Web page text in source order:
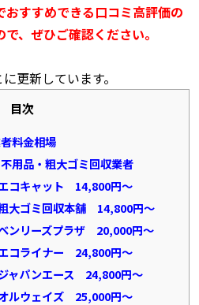
おすすめできる口コミ高評価の
、ぜひご確認ください。
更新しています。
目次
料金相場
用品・粗大ゴミ回収業者
コキャット 14,800円～
大ゴミ回収本舗 14,800円～
ンリーズプラザ 20,000円～
コライナー 24,800円～
ャパンエース 24,800円～
ルウェイズ 25,000円～